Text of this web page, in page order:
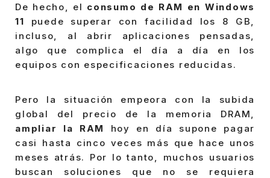
De hecho, el consumo de RAM en Windows
11 puede superar con facilidad los 8 GB,
incluso, al abrir aplicaciones pensadas,
algo que complica el día a día en los
equipos con especificaciones reducidas.
Pero la situación empeora con la subida
global del precio de la memoria DRAM,
ampliar la RAM
hoy en día supone pagar
casi hasta cinco veces más que hace unos
meses atrás. Por lo tanto, muchos usuarios
buscan soluciones que no se requiera